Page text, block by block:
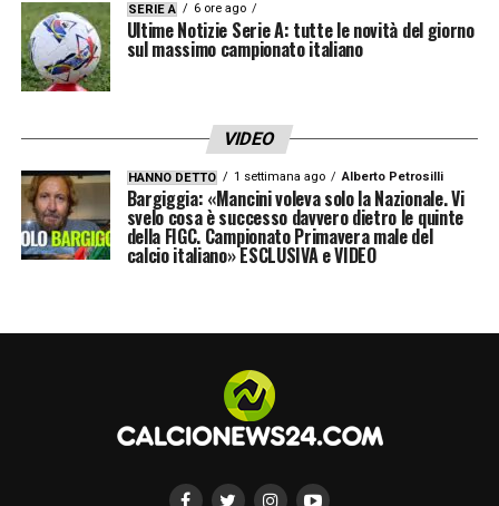
SERIE A 6 ore ago
Ultime Notizie Serie A: tutte le novità del giorno
sul massimo campionato italiano
VIDEO
HANNO DETTO 1 settimana ago Alberto Petrosilli
Bargiggia: «Mancini voleva solo la Nazionale. Vi
svelo cosa è successo davvero dietro le quinte
della FIGC. Campionato Primavera male del
calcio italiano» ESCLUSIVA e VIDEO